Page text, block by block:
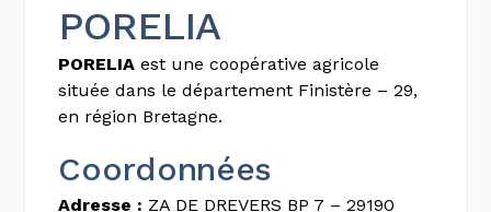
PORELIA
PORELIA est une coopérative agricole
située dans le département Finistère – 29,
en région Bretagne.
Coordonnées
Adresse : ZA DE DREVERS BP 7 – 29190